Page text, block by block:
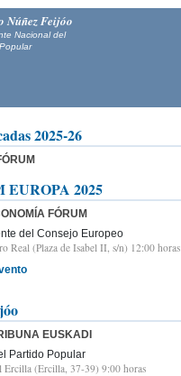
Núñez Feijóo
Nacional del
2025-26
EUROPA 2025
FÓRUM
del Consejo Europeo
Real (Plaza de Isabel II, s/n) 12:00 horas
EUSKADI
Partido Popular
Ercilla (Ercilla, 37-39) 9:00 horas